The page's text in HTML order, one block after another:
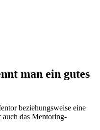
man ein gutes
beziehungsweise eine
auch das Mentoring-